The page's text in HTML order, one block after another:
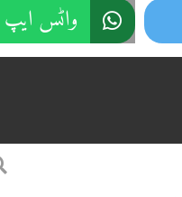
واٹس ایپ